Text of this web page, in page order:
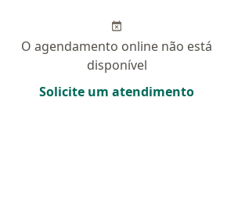
O agendamento online não está
disponível
Solicite um atendimento